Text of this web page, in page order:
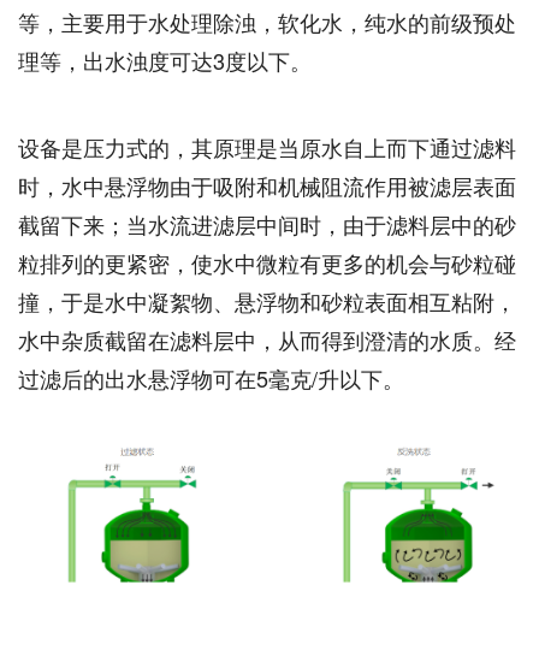
等，主要用于水处理除浊，软化水，纯水的前级预处
理等，出水浊度可达3度以下。
设备是压力式的，其原理是当原水自上而下通过滤料
时，水中悬浮物由于吸附和机械阻流作用被滤层表面
截留下来；当水流进滤层中间时，由于滤料层中的砂
粒排列的更紧密，使水中微粒有更多的机会与砂粒碰
撞，于是水中凝絮物、悬浮物和砂粒表面相互粘附，
水中杂质截留在滤料层中，从而得到澄清的水质。经
过滤后的出水悬浮物可在5毫克/升以下。